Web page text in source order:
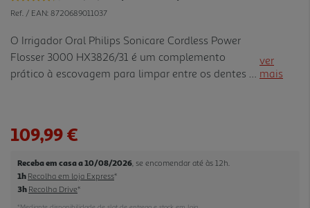
369
Link
para
a
página.
Ref. / EAN: 8720689011037
O Irrigador Oral Philips Sonicare Cordless Power
Flosser 3000 HX3826/31 é um complemento
prático à escovagem para limpar entre os dentes e
tecnologia Pulse Wave orienta a passagem de
Com 2 modos e 3 intensidades, permite adaptar a
limpeza à sensibilidade e à rotina de cada
ver
mais
109,99 €
Receba em casa a 10/08/2026 , se encomendar até às 12h.
1h Recolha em loja Express*
3h Recolha Drive*